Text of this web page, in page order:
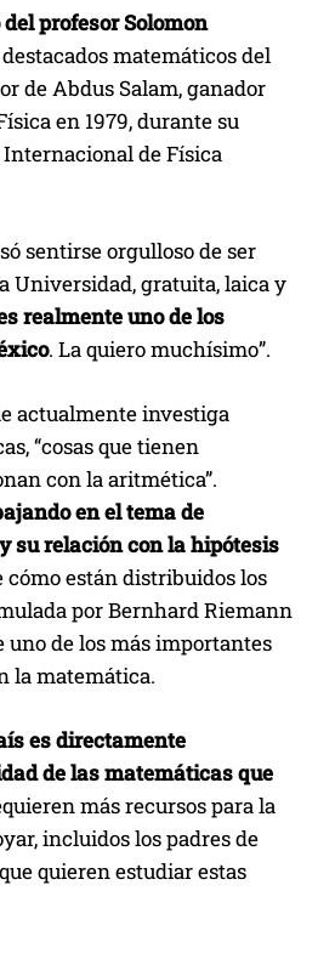
profesor Solomon
destacados matemáticos del
de Abdus Salam, ganador
en 1979, durante su
de Física
sentirse orgulloso de ser
Universidad, gratuita, laica y
realmente uno de los
. La quiero muchísimo”.
actualmente investiga
“cosas que tienen
con la aritmética”.
en el tema de
su relación con la hipótesis
cómo están distribuidos los
por Bernhard Riemann
uno de los más importantes
la matemática.
es directamente
de las matemáticas que
más recursos para la
incluidos los padres de
quieren estudiar estas